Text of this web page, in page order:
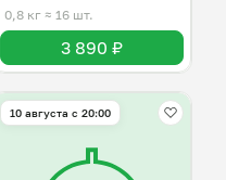
0,8 кг ≈ 16 шт.
3 890 ₽
10 августа с 20:00